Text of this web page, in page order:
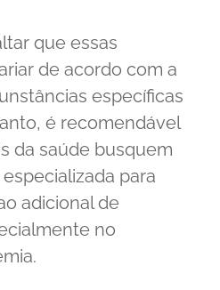
que essas
de acordo com a
específicas
é recomendável
da saúde busquem
para
adicional de
no